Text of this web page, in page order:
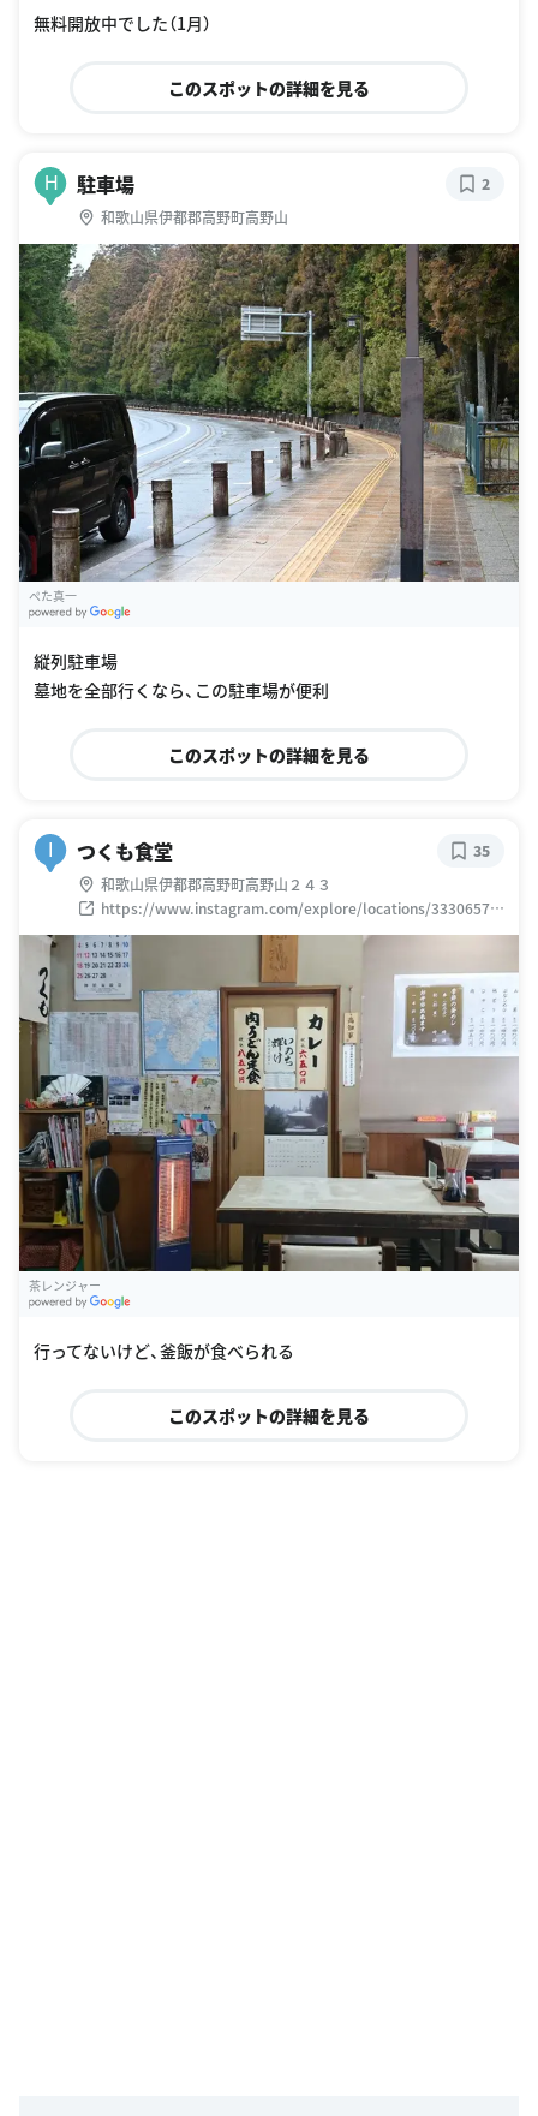
無料開放中でした（1月）
このスポットの詳細を見る
H 駐車場
和歌山県伊都郡高野町高野山
2
ぺた真一
縦列駐車場
墓地を全部行くなら、この駐車場が便利
このスポットの詳細を見る
I つくも食堂
和歌山県伊都郡高野町高野山２４３
https://www.instagram.com/explore/locations/33306570
6
35
茶レンジャー
行ってないけど、釜飯が食べられる
このスポットの詳細を見る